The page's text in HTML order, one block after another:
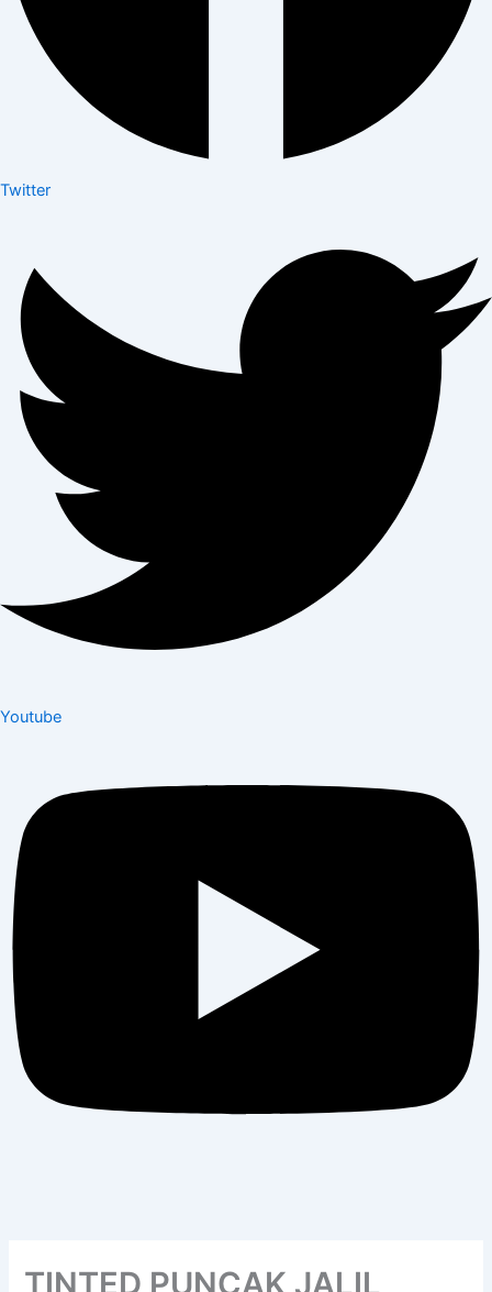
Twitter
Youtube
TINTED PUNCAK JALIL